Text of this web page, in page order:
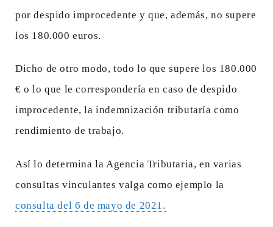
por despido improcedente y que, además, no supere
los 180.000 euros.
Dicho de otro modo, todo lo que supere los 180.000
€ o lo que le correspondería en caso de despido
improcedente, la indemnización tributaría como
rendimiento de trabajo.
Así lo determina la Agencia Tributaria, en varias
consultas vinculantes valga como ejemplo la
consulta del 6 de mayo de 2021.